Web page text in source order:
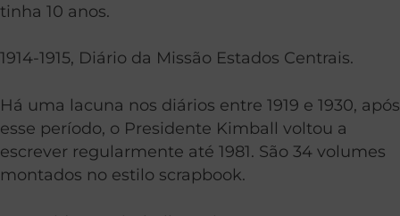
tinha 10 anos.
1914-1915, Diário da Missão Estados Centrais.
Há uma lacuna nos diários entre 1919 e 1930, após
esse período, o Presidente Kimball voltou a
escrever regularmente até 1981. São 34 volumes
montados no estilo scrapbook.